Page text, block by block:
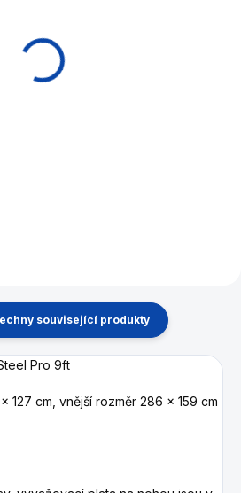
mm
související produkty
Pro 9ft
127 cm, vnější rozměr 286 x 159 cm